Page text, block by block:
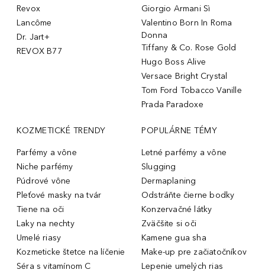
Revox
Lancôme
Dr. Jart+
REVOX B77
Giorgio Armani Sì
Valentino Born In Roma
Donna
Tiffany & Co. Rose Gold
Hugo Boss Alive
Versace Bright Crystal
Tom Ford Tobacco Vanille
Prada Paradoxe
KOZMETICKÉ TRENDY
Parfémy a vône
Niche parfémy
Púdrové vône
Pleťové masky na tvár
Tiene na oči
Laky na nechty
Umelé riasy
Kozmeticke štetce na líčenie
Séra s vitamínom C
POPULÁRNE TÉMY
Letné parfémy a vône
Slugging
Dermaplaning
Odstráňte čierne bodky
Konzervačné látky
Zväčšite si oči
Kamene gua sha
Make-up pre začiatočníkov
Lepenie umelých rias